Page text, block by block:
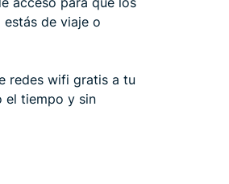
de viaje o
redes wifi gratis a tu
el tiempo y sin